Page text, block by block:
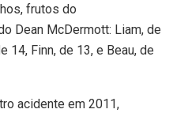
frutos do
Dean McDermott: Liam, de
14, Finn, de 13, e Beau, de
acidente em 2011,